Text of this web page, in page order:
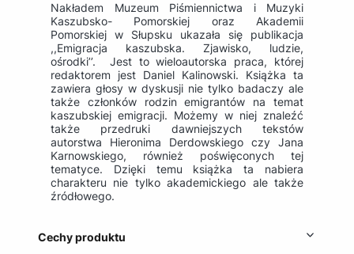
Nakładem Muzeum Piśmiennictwa i Muzyki
Kaszubsko- Pomorskiej oraz Akademii
Pomorskiej w Słupsku ukazała się publikacja
,,Emigracja kaszubska. Zjawisko, ludzie,
ośrodki’’. Jest to wieloautorska praca, której
redaktorem jest Daniel Kalinowski. Książka ta
zawiera głosy w dyskusji nie tylko badaczy ale
także członków rodzin emigrantów na temat
kaszubskiej emigracji. Możemy w niej znaleźć
także przedruki dawniejszych tekstów
autorstwa Hieronima Derdowskiego czy Jana
Karnowskiego, również poświęconych tej
tematyce. Dzięki temu książka ta nabiera
charakteru nie tylko akademickiego ale także
źródłowego.
Cechy produktu